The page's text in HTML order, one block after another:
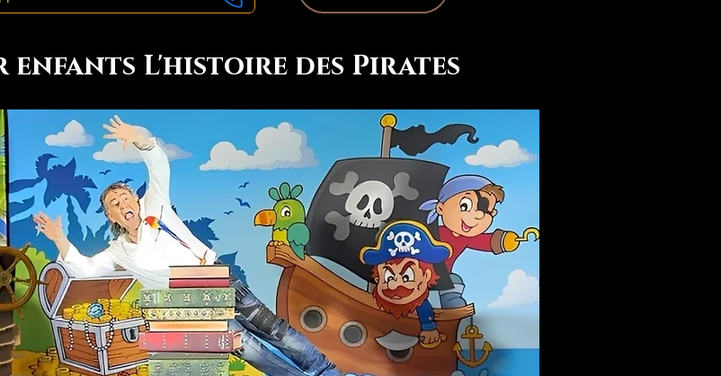
enfants L'histoire des Pirates